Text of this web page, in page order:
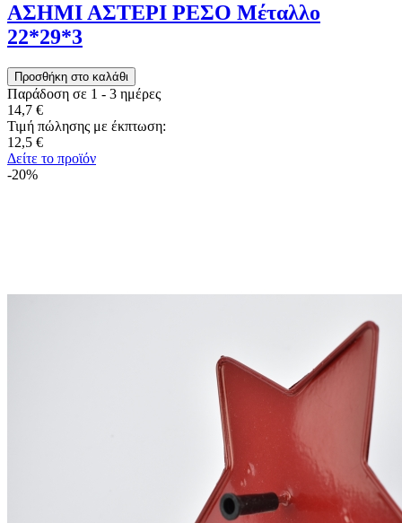
ΑΣΗΜΙ ΑΣΤΕΡΙ ΡΕΣΟ Μέταλλο
22*29*3
Παράδοση σε 1 - 3 ημέρες
14,7 €
Τιμή πώλησης με έκπτωση:
12,5 €
Δείτε το προϊόν
-20%